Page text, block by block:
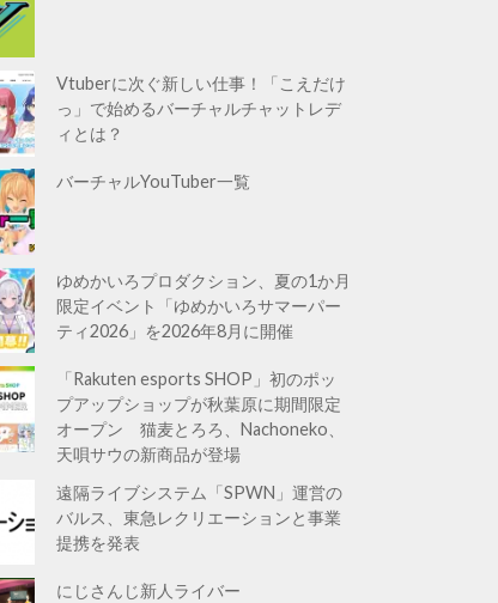
Vtuberに次ぐ新しい仕事！「こえだけ
っ」で始めるバーチャルチャットレデ
ィとは？
バーチャルYouTuber一覧
ゆめかいろプロダクション、夏の1か月
限定イベント「ゆめかいろサマーパー
ティ2026」を2026年8月に開催
「Rakuten esports SHOP」初のポッ
プアップショップが秋葉原に期間限定
オープン 猫麦とろろ、Nachoneko、
天唄サウの新商品が登場
遠隔ライブシステム「SPWN」運営の
バルス、東急レクリエーションと事業
提携を発表
にじさんじ新人ライバー